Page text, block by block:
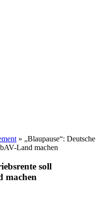
» „Blaupause“: Deutsche
Land machen
soll
machen